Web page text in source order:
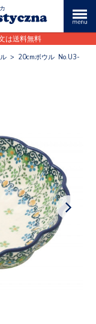
は送料無料
> 20cmボウル No.U3-